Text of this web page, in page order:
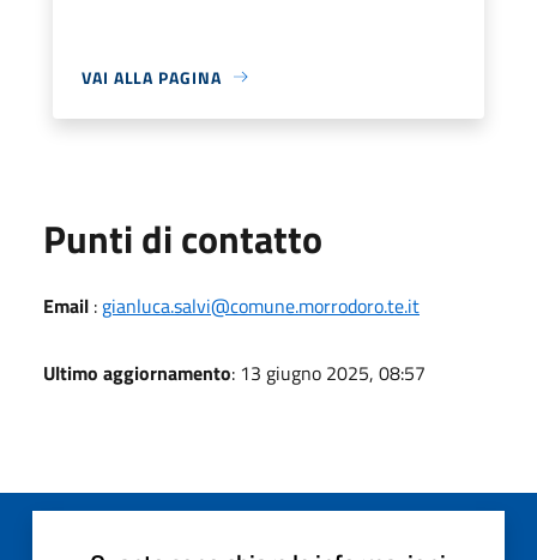
VAI ALLA PAGINA
Punti di contatto
Email : gianluca.salvi@comune.morrodoro.te.it
Ultimo aggiornamento: 13 giugno 2025, 08:57